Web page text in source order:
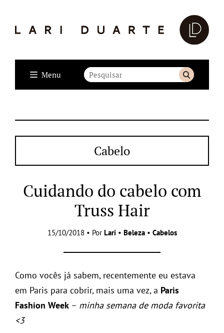
Menu
Cabelo
Cuidando do cabelo com
Truss Hair
15/10/2018 • Por Lari • Beleza• Cabelos
Como vocês já sabem, recentemente eu estava
em Paris para cobrir, mais uma vez, a Paris
Fashion Week – minha semana de moda favorita
<3